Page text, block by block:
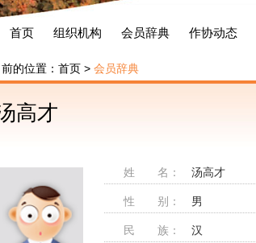
首页 组织机构 会员辞典 作协动态
的位置： 首页 > 会员辞典
高才
姓 名： 汤高才
性 别： 男
民 族： 汉